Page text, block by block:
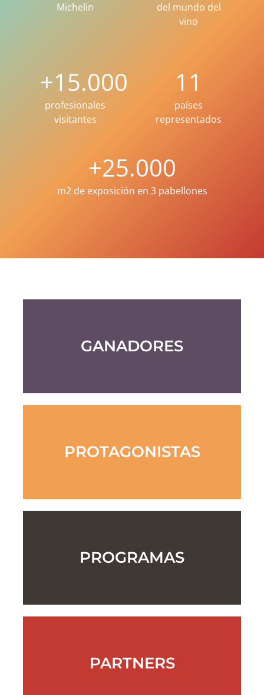
Michelin
del mundo del
vino
+15.000
profesionales
visitantes
11
países
representados
+25.000
m2 de exposición en 3 pabellones
GANADORES
PROTAGONISTAS
PROGRAMAS
PARTNERS